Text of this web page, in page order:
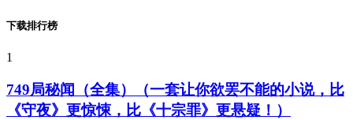
下载排行榜
1
749局秘闻（全集）（一套让你欲罢不能的小说，比
《守夜》更惊悚，比《十宗罪》更悬疑！）